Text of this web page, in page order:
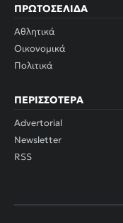
ΠΡΩΤΟΣΈΛΙΔΑ
Αθλητικά
Οικονομικά
Πολιτικά
ΠΕΡΙΣΣΌΤΕΡΑ
Advertorial
Newsletter
RSS